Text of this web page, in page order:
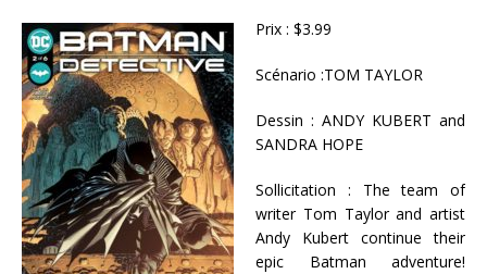
Prix : $3.99
Scénario :TOM TAYLOR
Dessin : ANDY KUBERT and
SANDRA HOPE
Sollicitation : The team of
writer Tom Taylor and artist
Andy Kubert continue their
epic Batman adventure!